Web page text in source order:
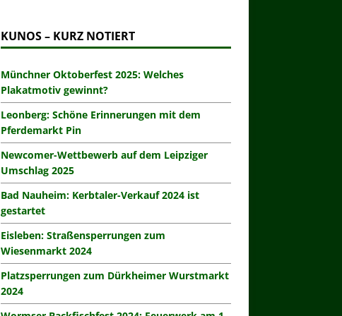
KUNOS – KURZ NOTIERT
Münchner Oktoberfest 2025: Welches
Plakatmotiv gewinnt?
Leonberg: Schöne Erinnerungen mit dem
Pferdemarkt Pin
Newcomer-Wettbewerb auf dem Leipziger
Umschlag 2025
Bad Nauheim: Kerbtaler-Verkauf 2024 ist
gestartet
Eisleben: Straßensperrungen zum
Wiesenmarkt 2024
Platzsperrungen zum Dürkheimer Wurstmarkt
2024